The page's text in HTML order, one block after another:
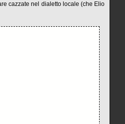
cazzate nel dialetto locale (che Elio